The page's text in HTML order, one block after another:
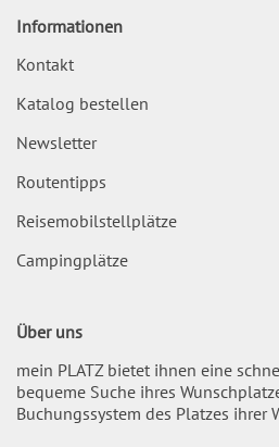
Informationen
Kontakt
Katalog bestellen
Newsletter
Routentipps
Reisemobilstellplätze
Campingplätze
Über uns
mein PLATZ bietet ihnen eine
bequeme Suche ihres
Buchungssystem des Platzes ihrer